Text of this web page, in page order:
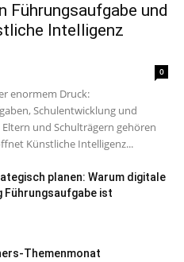
Führungsaufgabe und
Intelligenz
0
enormem Druck:
Schulentwicklung und
und Schulträgern gehören
Künstliche Intelligenz...
planen: Warum digitale
ist
Themenmonat